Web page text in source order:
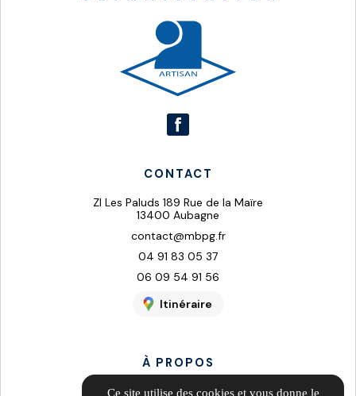
CONTACT
ZI Les Paluds 189 Rue de la Maïre
13400 Aubagne
contact@mbpg.fr
04 91 83 05 37
06 09 54 91 56
Itinéraire
À PROPOS
Informations complémentaires
Ce site utilise des cookies et vous donne le